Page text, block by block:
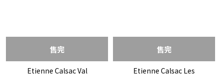
售完
Etienne Calsac Val
售完
Etienne Calsac Les